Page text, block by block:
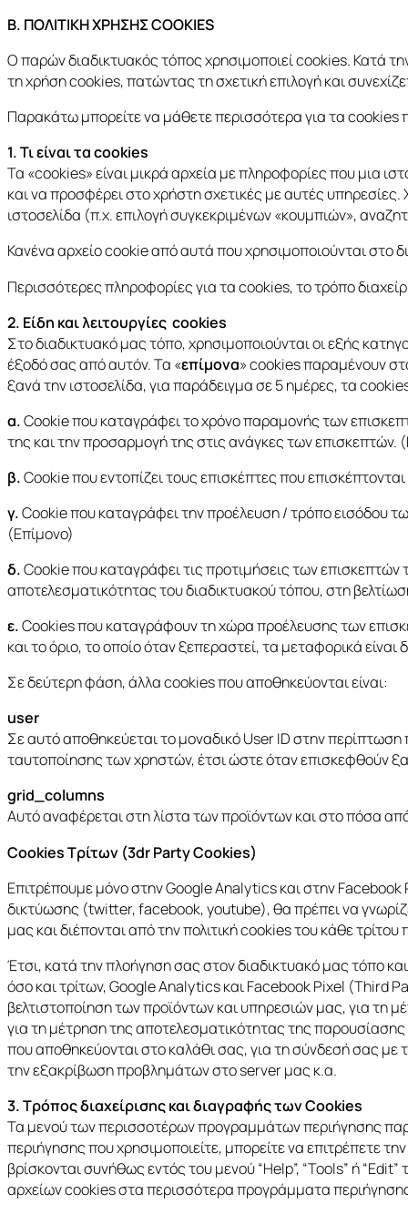
Β. ΠΟΛΙΤΙΚΗ ΧΡΗΣΗΣ COOKIES
Ο παρών διαδικτυακός τόπος χρησιμοποιεί cookies. Κατά
τη χρήση cookies, πατώντας τη σχετική επιλογή και
Παρακάτω μπορείτε να μάθετε περισσότερα για τα cookies
1. Τι είναι τα cookies
Τα «cookies» είναι μικρά αρχεία με πληροφορίες που μια
και να προσφέρει στο χρήστη σχετικές με αυτές
ιστοσελίδα (π.χ. επιλογή συγκεκριμένων «κουμπιών»,
Κανένα αρχείο cookie από αυτά που χρησιμοποιούνται στο
Περισσότερες πληροφορίες για τα cookies, το τρόπο
2. Είδη και λειτουργίες cookies
Στο διαδικτυακό μας τόπο, χρησιμοποιούνται οι εξής
έξοδό σας από αυτόν. Τα «επίμονα» cookies παραμένουν
ξανά την ιστοσελίδα, για παράδειγμα σε 5 ημέρες, τα
α.Coοkie που καταγράφει το χρόνο παραμονής των
της και την προσαρμογή της στις ανάγκες των επισκεπτών.
β.Cookie που εντοπίζει τους επισκέπτες που
γ.Cookie που καταγράφει την προέλευση / τρόπο εισόδου
(Επίμονο)
δ.Cookie που καταγράφει τις προτιμήσεις των επισκεπτών
αποτελεσματικότητας του διαδικτυακού τόπου, στη
ε.Cookies που καταγράφoυν τη χώρα προέλευσης των
και το όριο, το οποίο όταν ξεπεραστεί, τα μεταφορικά
Σε δεύτερη φάση, άλλα cookies που αποθηκεύονται είναι:
user
Σε αυτό αποθηκεύεται το μοναδικό User ID στην
ταυτοποίησης των χρηστών, έτσι ώστε όταν επισκεφθούν
grid_columns
Αυτό αναφέρεται στη λίστα των προϊόντων και στο πόσα
Cookies Τρίτων (3dr Party Cookies)
Επιτρέπουμε μόνο στην Google Analytics και στην
δικτύωσης (twitter, facebook, youtube), θα πρέπει να
μας και διέπονται από την πολιτική cookies του κάθε
Έτσι, κατά την πλοήγηση σας στον διαδικτυακό μας τόπο
όσο και τρίτων, Google Analytics και Facebook Pixel (Third
βελτιστοποίηση των προϊόντων και υπηρεσιών μας, για τη
για τη μέτρηση της αποτελεσματικότητας της
που αποθηκεύονται στο καλάθι σας, για τη σύνδεσή σας με
την εξακρίβωση προβλημάτων στο server μας κ.α.
3. Τρόπος διαχείρισης και διαγραφής των Cookies
Τα μενού των περισσοτέρων προγραμμάτων περιήγησης
περιήγησης που χρησιμοποιείτε, μπορείτε να επιτρέπετε
βρίσκονται συνήθως εντός του μενού “Help”, “Tools” ή
αρχείων cookies στα περισσότερα προγράμματα